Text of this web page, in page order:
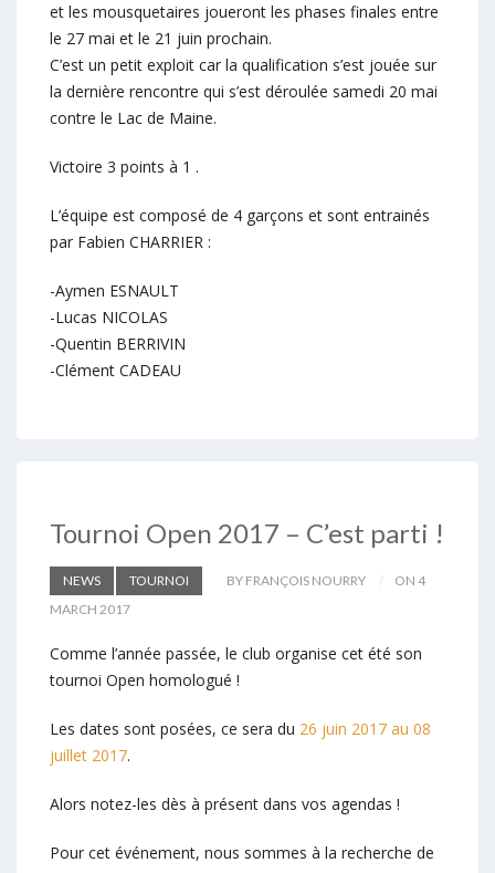
et les mousquetaires joueront les phases finales entre
le 27 mai et le 21 juin prochain.
C’est un petit exploit car la qualification s’est jouée sur
la dernière rencontre qui s’est déroulée samedi 20 mai
contre le Lac de Maine.
Victoire 3 points à 1 .
L’équipe est composé de 4 garçons et sont entrainés
par Fabien CHARRIER :
-Aymen ESNAULT
-Lucas NICOLAS
-Quentin BERRIVIN
-Clément CADEAU
Tournoi Open 2017 – C’est parti !
NEWS TOURNOI BY FRANÇOIS NOURRY
ON 4
MARCH 2017
Comme l’année passée, le club organise cet été son
tournoi Open homologué !
Les dates sont posées, ce sera du 26 juin 2017 au 08
juillet 2017.
Alors notez-les dès à présent dans vos agendas !
Pour cet événement, nous sommes à la recherche de